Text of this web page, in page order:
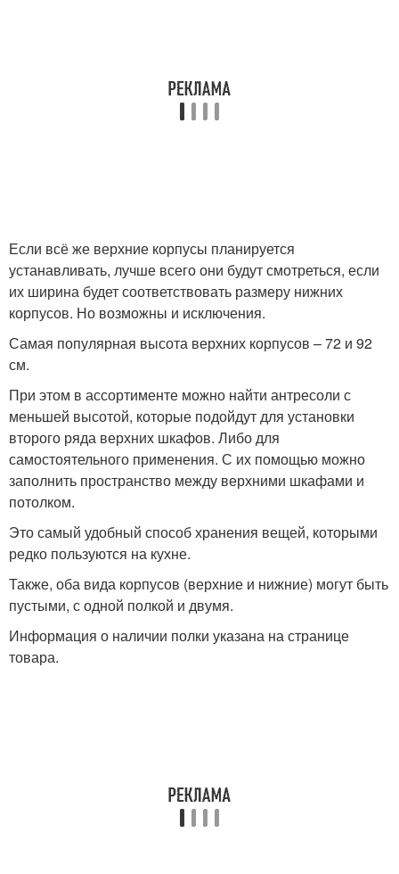
Если всё же верхние корпусы планируется
устанавливать, лучше всего они будут смотреться, если
их ширина будет соответствовать размеру нижних
корпусов. Но возможны и исключения.
Самая популярная высота верхних корпусов – 72 и 92
см.
При этом в ассортименте можно найти антресоли с
меньшей высотой, которые подойдут для установки
второго ряда верхних шкафов. Либо для
самостоятельного применения. С их помощью можно
заполнить пространство между верхними шкафами и
потолком.
Это самый удобный способ хранения вещей, которыми
редко пользуются на кухне.
Также, оба вида корпусов (верхние и нижние) могут быть
пустыми, с одной полкой и двумя.
Информация о наличии полки указана на странице
товара.